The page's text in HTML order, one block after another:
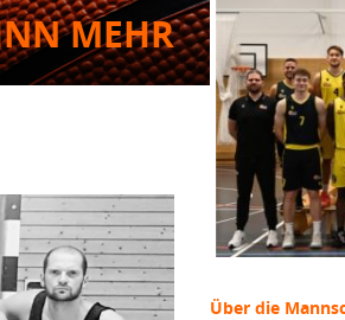
MEHR
Über die